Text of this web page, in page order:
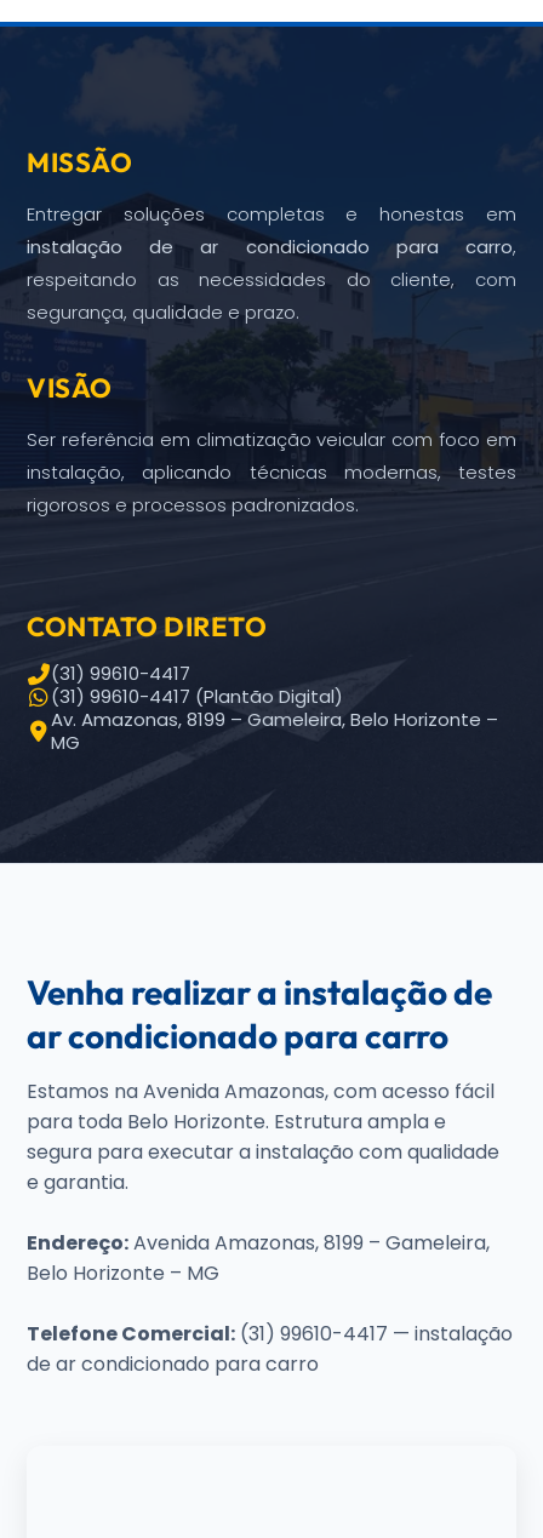
MISSÃO
Entregar soluções completas e honestas em
instalação de ar condicionado para carro,
respeitando as necessidades do cliente, com
segurança, qualidade e prazo.
VISÃO
Ser referência em climatização veicular com foco em
instalação, aplicando técnicas modernas, testes
rigorosos e processos padronizados.
CONTATO DIRETO
(31) 99610-4417
(31) 99610-4417 (Plantão Digital)
Av. Amazonas, 8199 – Gameleira, Belo Horizonte –
MG
Venha realizar a instalação de
ar condicionado para carro
Estamos na Avenida Amazonas, com acesso fácil
para toda Belo Horizonte. Estrutura ampla e
segura para executar a instalação com qualidade
e garantia.
Endereço:Avenida Amazonas, 8199 – Gameleira,
Belo Horizonte – MG
Telefone Comercial: (31) 99610-4417 — instalação
de ar condicionado para carro